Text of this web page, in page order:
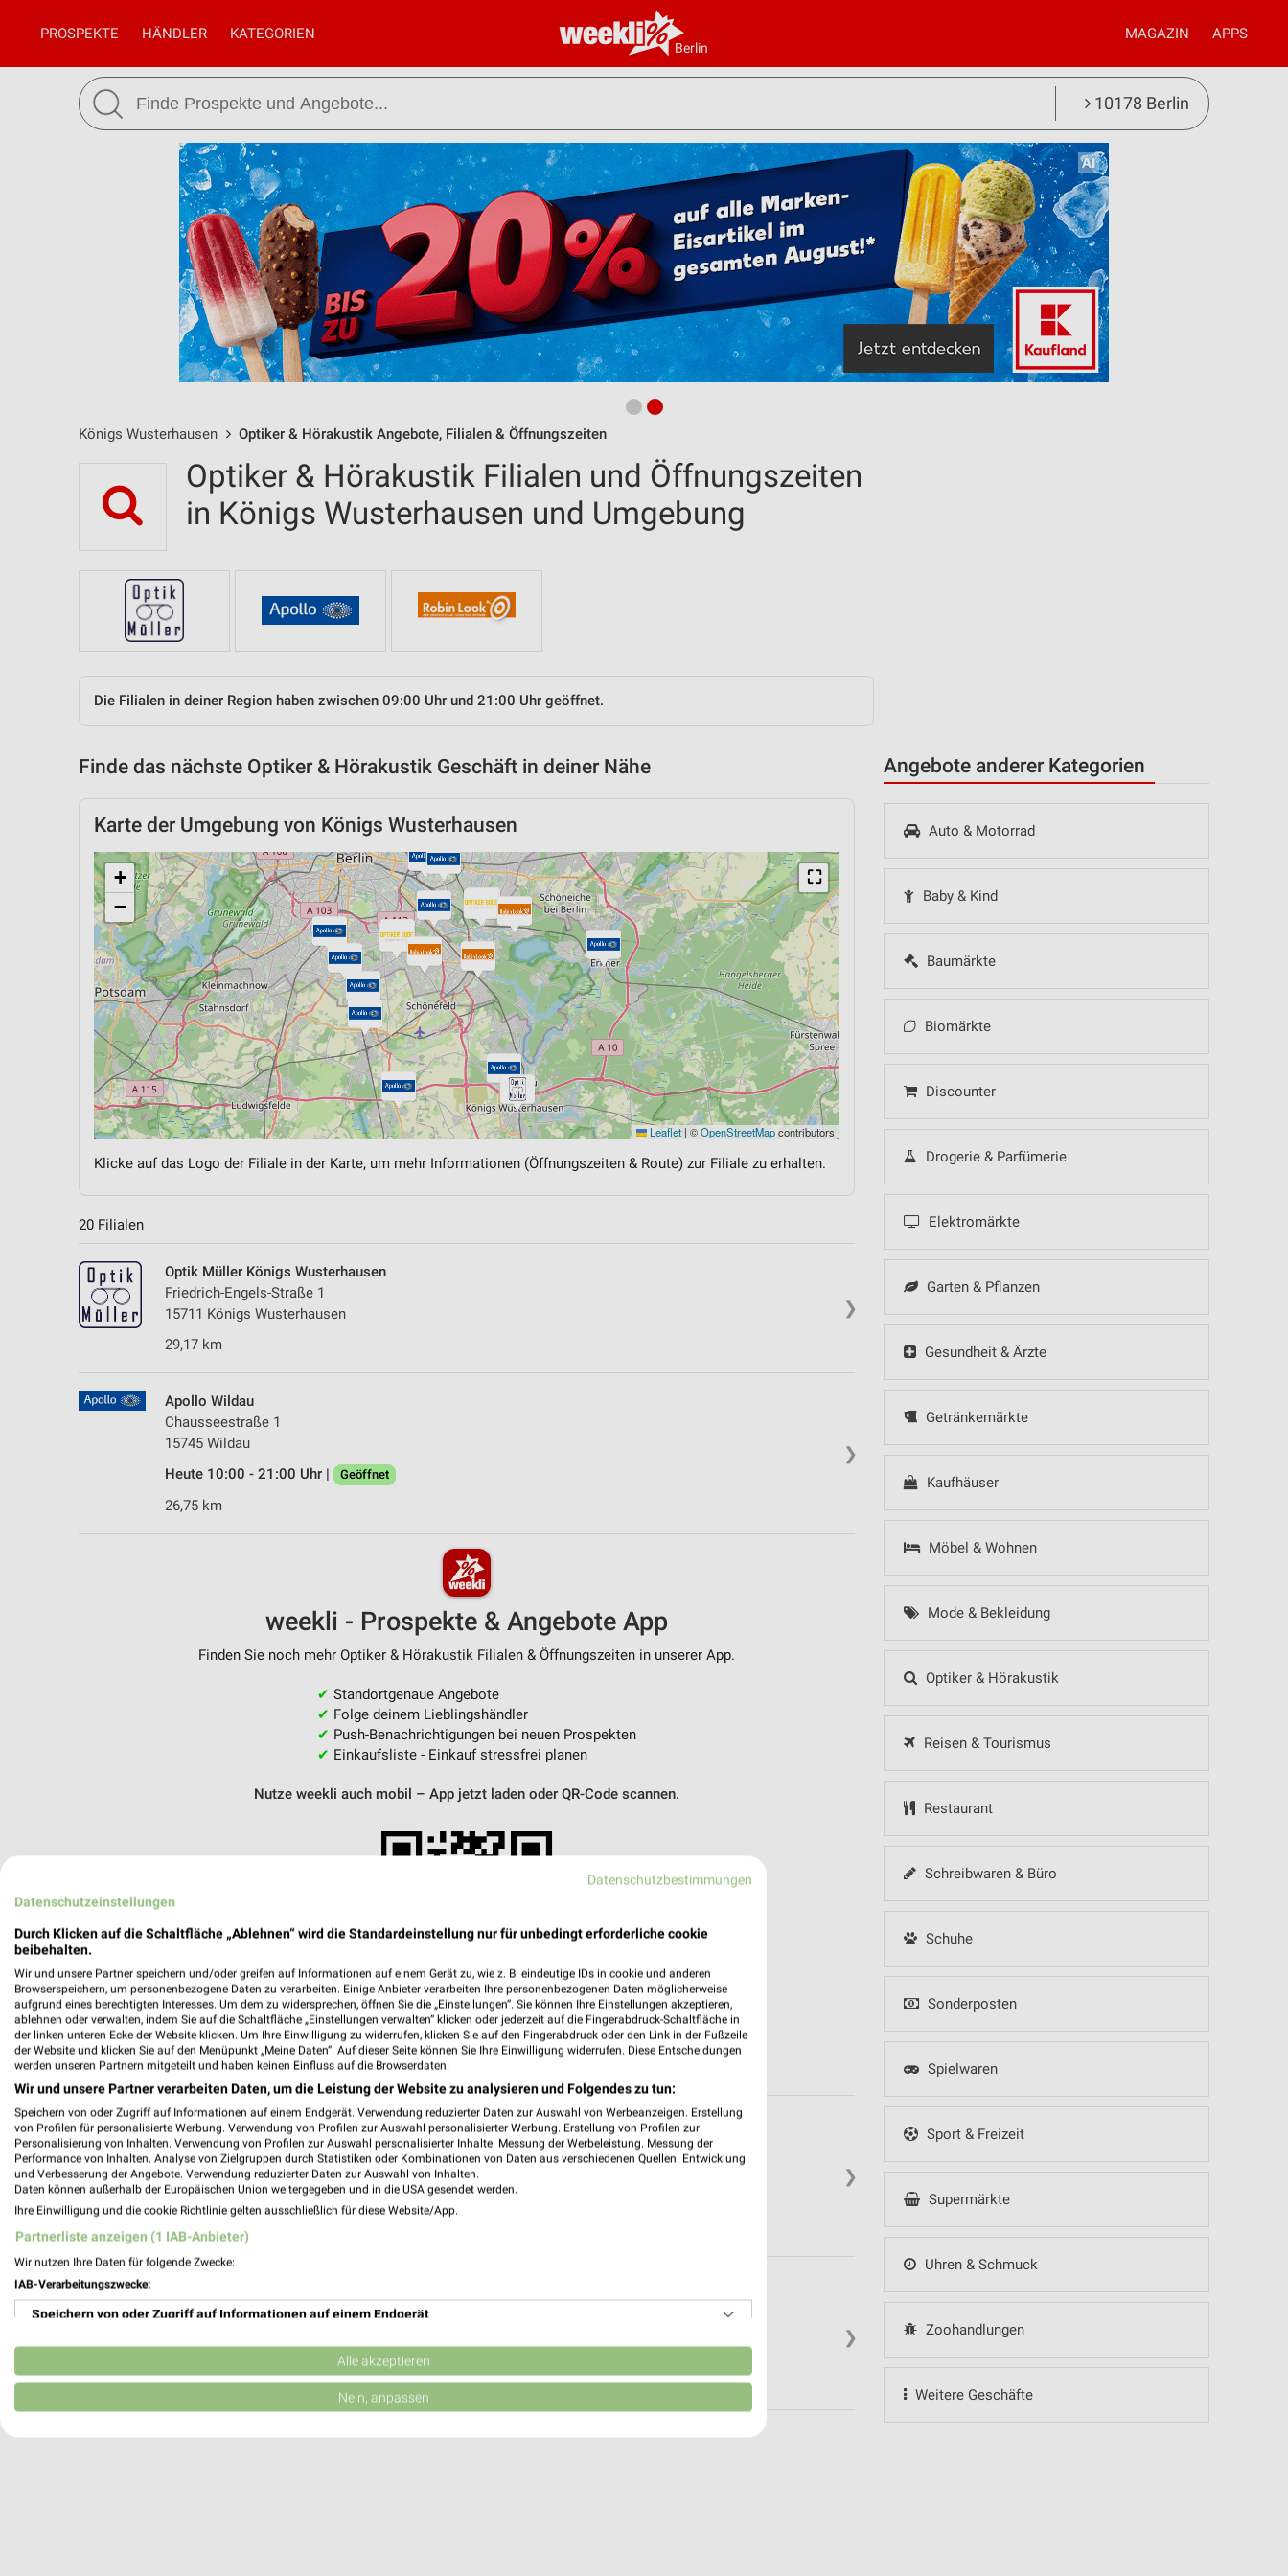
Berlin
PROSPEKTE HÄNDLER KATEGORIEN MAGAZIN APPS
10178 Berlin
Königs Wusterhausen Optiker & Hörakustik Angebote, Filialen & Öffnungszeiten
Angebote anderer Kategorien
Auto & Motorrad
Baby & Kind
Baumärkte
Biomärkte
Discounter
Drogerie & Parfümerie
Elektromärkte
Garten & Pflanzen
Gesundheit & Ärzte
Getränkemärkte
Kaufhäuser
Möbel & Wohnen
Mode & Bekleidung
Optiker & Hörakustik
Reisen & Tourismus
Restaurant
Schreibwaren & Büro
Schuhe
Sonderposten
Spielwaren
Sport & Freizeit
Supermärkte
Uhren & Schmuck
Zoohandlungen
Weitere Geschäfte
Optiker & Hörakustik Filialen und Öffnungszeiten
in Königs Wusterhausen und Umgebung
Die Filialen in deiner Region haben zwischen 09:00 Uhr und 21:00 Uhr geöffnet.
Finde das nächste Optiker & Hörakustik Geschäft in deiner Nähe
Karte der Umgebung von Königs Wusterhausen
⛶
+
−
Leaflet | ©OpenStreetMapcontributors
Klicke auf das Logo der Filiale in der Karte, um mehr Informationen (Öffnungszeiten & Route) zur Filiale zu erhalten.
20 Filialen
❯
Optik Müller Königs Wusterhausen
Friedrich-Engels-Straße 1
15711 Königs Wusterhausen
29,17 km
❯
Apollo Wildau
Chausseestraße 1
15745 Wildau
Heute 10:00 - 21:00 Uhr |
Geöffnet
26,75 km
weekli - Prospekte & Angebote App
Finden Sie noch mehr Optiker & Hörakustik Filialen & Öffnungszeiten in unserer App.
✔ Standortgenaue Angebote
✔ Folge deinem Lieblingshändler
✔ Push-Benachrichtigungen bei neuen Prospekten
✔ Einkaufsliste - Einkauf stressfrei planen
Nutze weekli auch mobil – App jetzt laden oder QR-Code scannen.
❯
Apollo Rangsdorf
Klein Kienitzer Straße 2
15834 Rangsdorf
Heute 10:00 - 20:00 Uhr | Geöffnet
24,90 km
❯
Bruno-Taut-Straße 1
Geöffnet
16,49 km
Datenschutzbestimmungen
Datenschutzeinstellungen
Durch Klicken auf die Schaltfläche „Ablehnen“ wird die Standardeinstellung nur für unbedingt erforderliche cookie
beibehalten.
Wir und unsere Partner speichern und/oder greifen auf Informationen auf einem Gerät zu, wie z. B. eindeutige IDs in cookie und anderen
Browserspeichern, um personenbezogene Daten zu verarbeiten. Einige Anbieter verarbeiten Ihre personenbezogenen Daten möglicherweise
aufgrund eines berechtigten Interesses. Um dem zu widersprechen, öffnen Sie die „Einstellungen“. Sie können Ihre Einstellungen akzeptieren,
ablehnen oder verwalten, indem Sie auf die Schaltfläche „Einstellungen verwalten“ klicken oder jederzeit auf die Fingerabdruck-Schaltfläche in
der linken unteren Ecke der Website klicken. Um Ihre Einwilligung zu widerrufen, klicken Sie auf den Fingerabdruck oder den Link in der Fußzeile
der Website und klicken Sie auf den Menüpunkt „Meine Daten“. Auf dieser Seite können Sie Ihre Einwilligung widerrufen. Diese Entscheidungen
werden unseren Partnern mitgeteilt und haben keinen Einfluss auf die Browserdaten.
Wir und unsere Partner verarbeiten Daten, um die Leistung der Website zu analysieren und Folgendes zu tun:
Speichern von oder Zugriff auf Informationen auf einem Endgerät. Verwendung reduzierter Daten zur Auswahl von Werbeanzeigen. Erstellung
von Profilen für personalisierte Werbung. Verwendung von Profilen zur Auswahl personalisierter Werbung. Erstellung von Profilen zur
Personalisierung von Inhalten. Verwendung von Profilen zur Auswahl personalisierter Inhalte. Messung der Werbeleistung. Messung der
Performance von Inhalten. Analyse von Zielgruppen durch Statistiken oder Kombinationen von Daten aus verschiedenen Quellen. Entwicklung
und Verbesserung der Angebote. Verwendung reduzierter Daten zur Auswahl von Inhalten.
Daten können außerhalb der Europäischen Union weitergegeben und in die USA gesendet werden.
Ihre Einwilligung und die cookie Richtlinie gelten ausschließlich für diese Website/App.
Partnerliste anzeigen (1 IAB-Anbieter)
Wir nutzen Ihre Daten für folgende Zwecke:
IAB-Verarbeitungszwecke:
Speichern von oder Zugriff auf Informationen auf einem Endgerät
Verwendung reduzierter Daten zur Auswahl von Werbeanzeigen
Erstellung von Profilen für personalisierte Werbung
Alle akzeptieren
Nein, anpassen